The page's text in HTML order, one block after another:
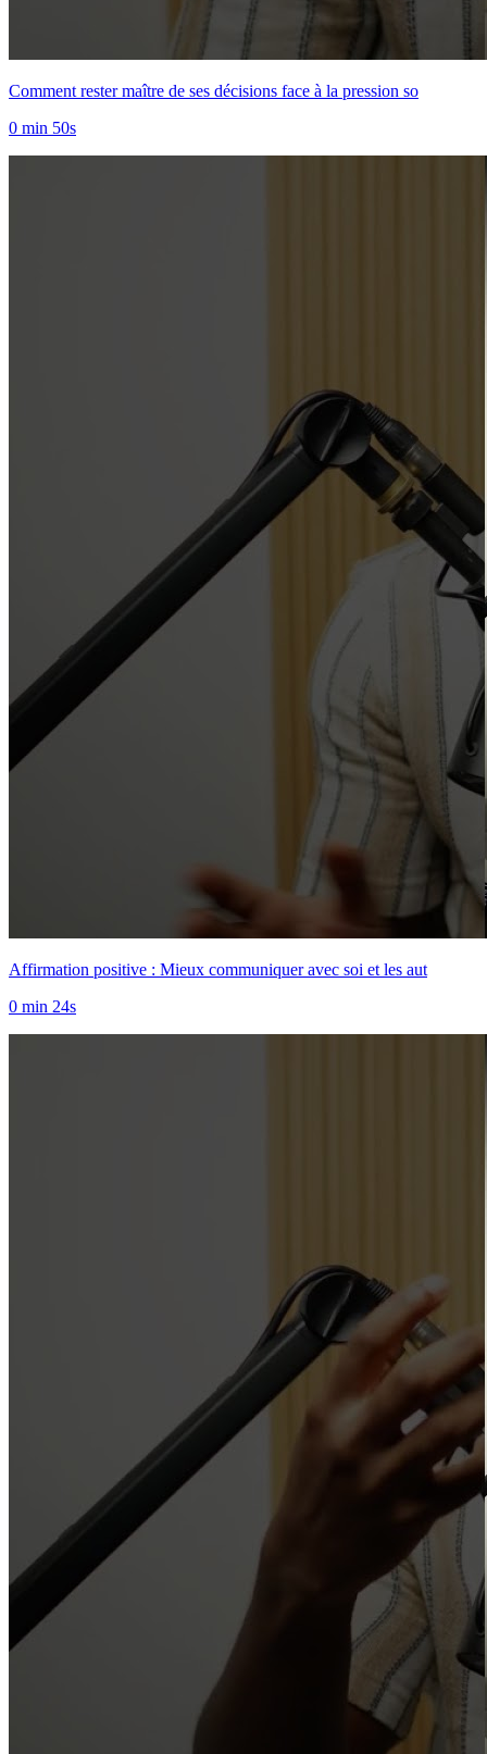
Comment rester maître de ses décisions face à la pression so
0 min 50s
Affirmation positive : Mieux communiquer avec soi et les aut
0 min 24s